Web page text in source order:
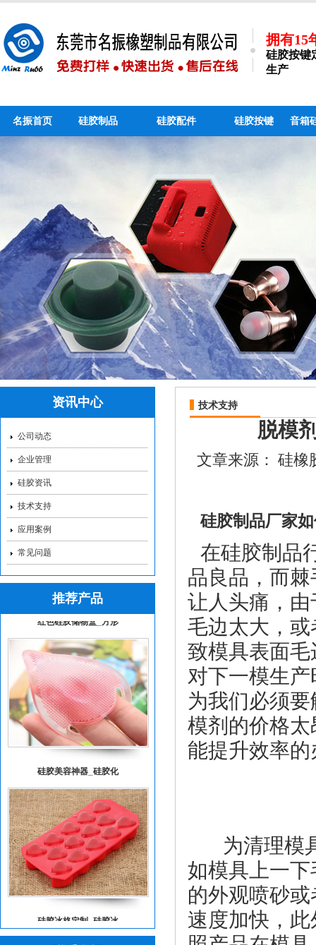
拥有15
硅胶按键
生产
名振首页 硅胶制品 硅胶配件 硅胶按键 音箱
技术支持
脱模
文章来源： 硅橡
硅胶制品厂家
在硅胶制品
品良品，而
让人头痛，
毛边太大，
致模具表面
对下一模生
为我们必须
模剂的价格
能提升效率
为清理模
如模具上一
的外观喷砂
速度加快，
资讯中心
公司动态
企业管理
硅胶资讯
技术支持
应用案例
常见问题
推荐产品
硅胶吸管_液态硅胶吸
硅胶保护套_硅胶保护
红色硅胶储物盒_方形
硅胶美容神器_硅胶化
硅胶冰格定制_硅胶冰